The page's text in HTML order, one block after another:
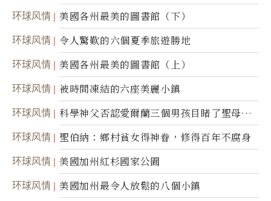
50周年
环球风情 美國各州最美的圖書館（下）
环球风情 令人驚歎的六個夏季旅遊勝地
环球风情 美國各州最美的圖書館（上）
环球风情 被時間凍結的六座美麗小鎮
环球风情
科學神父否認愛爾蘭三個男孩目睹了聖母顯
靈
环球风情 聖伯納：鄉村貧女得神眷，修得百年不腐身
环球风情 美國加州紅杉國家公園
环球风情 美國加州最令人放鬆的八個小鎮